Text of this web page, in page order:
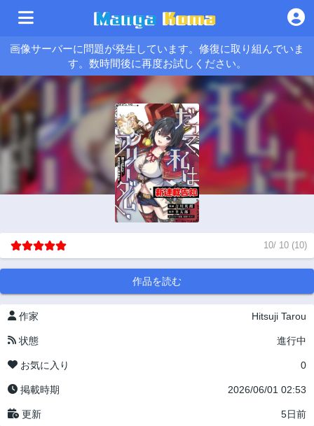
画像サーバーに問題が発生しています。修復に取り組んでいま
す。数時間後に再度お試しください。
10/ 10 (10)
作品を読む
作家 Hitsuji Tarou
状態 進行中
お気に入り 0
掲載時期 2026/06/01 02:53
更新 5日前